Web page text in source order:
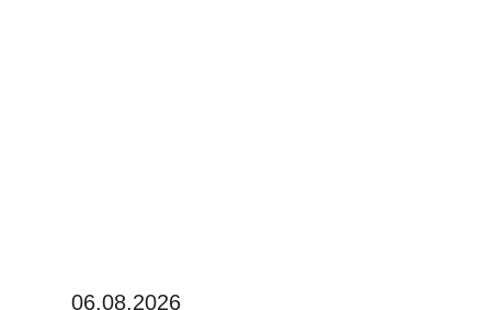
06.08.2026